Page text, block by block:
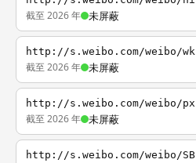
截至 2026 年 未屏蔽
http://s.weibo.com/weibo/wk
截至 2026 年 未屏蔽
http://s.weibo.com/weibo/px
截至 2026 年 未屏蔽
http://s.weibo.com/weibo/SB